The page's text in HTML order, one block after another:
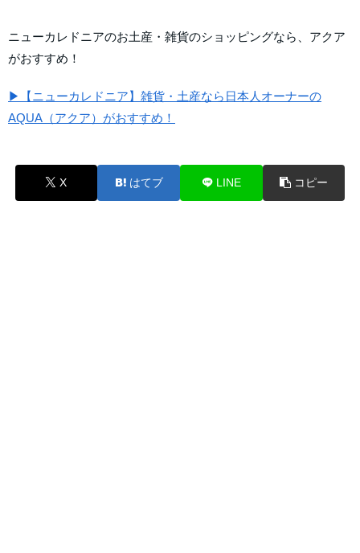
ニューカレドニアのお土産・雑貨のショッピングなら、アクア
がおすすめ！
▶【ニューカレドニア】雑貨・土産なら日本人オーナーの
AQUA（アクア）がおすすめ！
X はてブ LINE コピー